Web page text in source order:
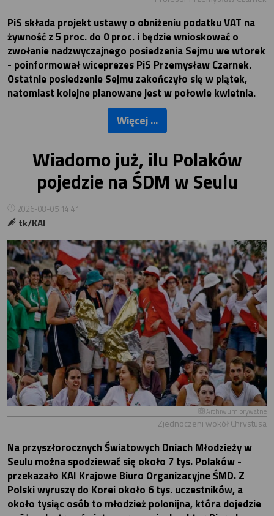
PiS składa projekt ustawy o obniżeniu podatku VAT na
żywność z 5 proc. do 0 proc. i będzie wnioskować o
zwołanie nadzwyczajnego posiedzenia Sejmu we wtorek
- poinformował wiceprezes PiS Przemysław Czarnek.
Ostatnie posiedzenie Sejmu zakończyło się w piątek,
natomiast kolejne planowane jest w połowie kwietnia.
Więcej ...
Wiadomo już, ilu Polaków
pojedzie na ŚDM w Seulu
2026-08-05 14:41
tk/KAI
Archiwum prywatne
Zjednoczeni wokół Chrystusa
Na przyszłorocznych Światowych Dniach Młodzieży w
Seulu można spodziewać się około 7 tys. Polaków -
przekazało KAI Krajowe Biuro Organizacyjne ŚMD. Z
Polski wyruszy do Korei około 6 tys. uczestników, a
około tysiąc osób to młodzież polonijna, która dojedzie